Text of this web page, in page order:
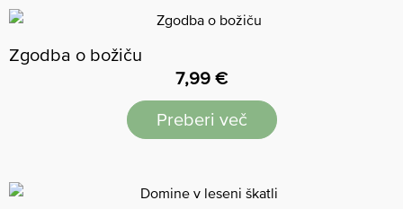
Zgodba o božiču
7,99 €
Preberi več